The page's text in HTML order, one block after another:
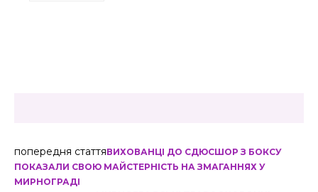
попередня статтяВИХОВАНЦІ ДО СДЮСШОР З БОКСУ
ПОКАЗАЛИ СВОЮ МАЙСТЕРНІСТЬ НА ЗМАГАННЯХ У
МИРНОГРАДІ